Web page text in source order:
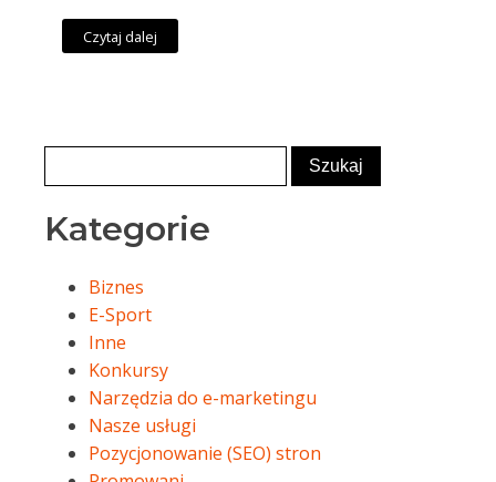
Czytaj dalej
Kategorie
Biznes
E-Sport
Inne
Konkursy
Narzędzia do e-marketingu
Nasze usługi
Pozycjonowanie (SEO) stron